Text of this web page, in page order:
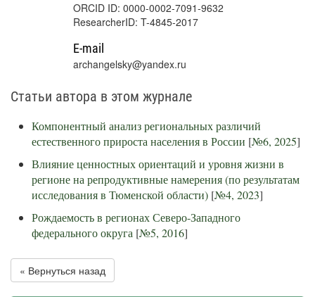
ORCID ID: 0000-0002-7091-9632
ResearcherID: T-4845-2017
E-mail
archangelsky@yandex.ru
Статьи автора в этом журнале
Компонентный анализ региональных различий
естественного прироста населения в России [№6, 2025]
Влияние ценностных ориентаций и уровня жизни в
регионе на репродуктивные намерения (по результатам
исследования в Тюменской области) [№4, 2023]
Рождаемость в регионах Северо-Западного
федерального округа [№5, 2016]
« Вернуться назад